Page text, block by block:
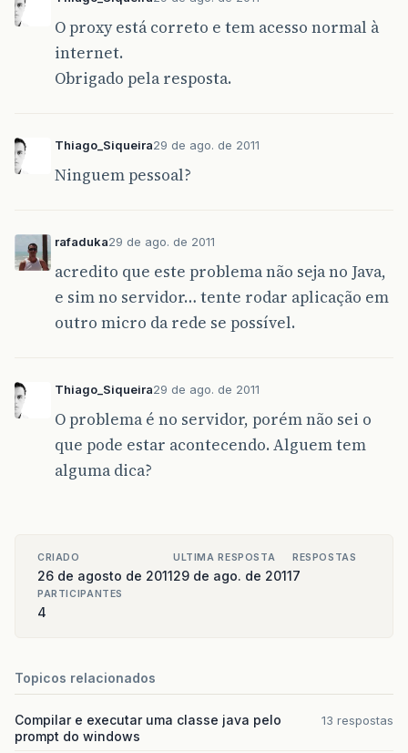
O proxy está correto e tem acesso normal à
internet.
Obrigado pela resposta.
Thiago_Siqueira29 de ago. de 2011
Ninguem pessoal?
rafaduka29 de ago. de 2011
acredito que este problema não seja no Java,
e sim no servidor… tente rodar aplicação em
outro micro da rede se possível.
Thiago_Siqueira29 de ago. de 2011
O problema é no servidor, porém não sei o
que pode estar acontecendo. Alguem tem
alguma dica?
CRIADO
26 de agosto de 2011
ULTIMA RESPOSTA
29 de ago. de 2011
RESPOSTAS
7
PARTICIPANTES
4
Topicos relacionados
Compilar e executar uma classe java pelo
prompt do windows
13 respostas